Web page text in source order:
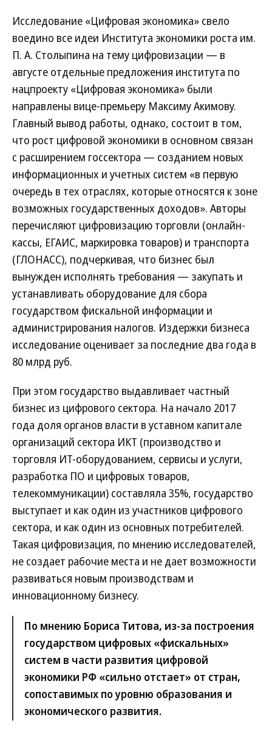
Исследование «Цифровая экономика» свело
воедино все идеи Института экономики роста им.
П. А. Столыпина на тему цифровизации — в
августе отдельные предложения института по
нацпроекту «Цифровая экономика» были
направлены вице-премьеру Максиму Акимову.
Главный вывод работы, однако, состоит в том,
что рост цифровой экономики в основном связан
с расширением госсектора — созданием новых
информационных и учетных систем «в первую
очередь в тех отраслях, которые относятся к зоне
возможных государственных доходов». Авторы
перечисляют цифровизацию торговли (онлайн-
кассы, ЕГАИС, маркировка товаров) и транспорта
(ГЛОНАСС), подчеркивая, что бизнес был
вынужден исполнять требования — закупать и
устанавливать оборудование для сбора
государством фискальной информации и
администрирования налогов. Издержки бизнеса
исследование оценивает за последние два года в
80 млрд руб.
При этом государство выдавливает частный
бизнес из цифрового сектора. На начало 2017
года доля органов власти в уставном капитале
организаций сектора ИКТ (производство и
торговля ИТ-оборудованием, сервисы и услуги,
разработка ПО и цифровых товаров,
телекоммуникации) составляла 35%, государство
выступает и как один из участников цифрового
сектора, и как один из основных потребителей.
Такая цифровизация, по мнению исследователей,
не создает рабочие места и не дает возможности
развиваться новым производствам и
инновационному бизнесу.
По мнению Бориса Титова, из-за построения
государством цифровых «фискальных»
систем в части развития цифровой
экономики РФ «сильно отстает» от стран,
сопоставимых по уровню образования и
экономического развития.